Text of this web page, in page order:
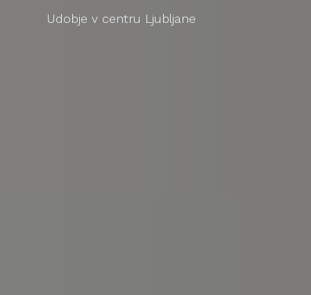
Udobje v centru Ljubljane